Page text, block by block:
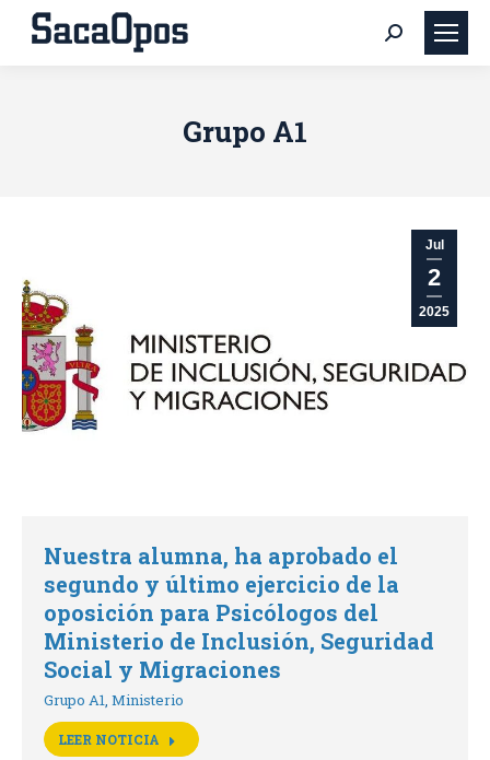
Buscar:
Grupo A1
Jul
2
2025
Nuestra alumna, ha aprobado el
segundo y último ejercicio de la
oposición para Psicólogos del
Ministerio de Inclusión, Seguridad
Social y Migraciones
Grupo A1, Ministerio
LEER NOTICIA